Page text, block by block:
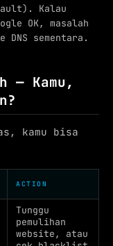
Kalau
OK, masalah
DNS sementara.
— Kamu,
kamu bisa
ACTION
Tunggu
pemulihan
website, atau